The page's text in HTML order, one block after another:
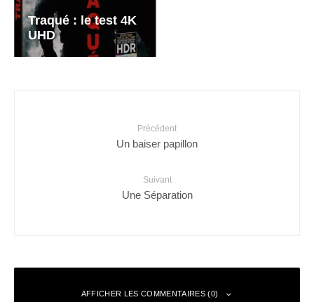
Traqué : le test 4K
UHD
Précédent
Un baiser papillon
Suivant
Une Séparation
AFFICHER LES COMMENTAIRES (0)